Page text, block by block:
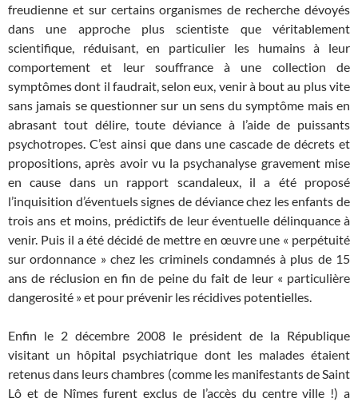
freudienne et sur certains organismes de recherche dévoyés
dans une approche plus scientiste que véritablement
scientifique, réduisant, en particulier les humains à leur
comportement et leur souffrance à une collection de
symptômes dont il faudrait, selon eux, venir à bout au plus vite
sans jamais se questionner sur un sens du symptôme mais en
abrasant tout délire, toute déviance à l’aide de puissants
psychotropes. C’est ainsi que dans une cascade de décrets et
propositions, après avoir vu la psychanalyse gravement mise
en cause dans un rapport scandaleux, il a été proposé
l’inquisition d’éventuels signes de déviance chez les enfants de
trois ans et moins, prédictifs de leur éventuelle délinquance à
venir. Puis il a été décidé de mettre en œuvre une « perpétuité
sur ordonnance » chez les criminels condamnés à plus de 15
ans de réclusion en fin de peine du fait de leur « particulière
dangerosité » et pour prévenir les récidives potentielles.
Enfin le 2 décembre 2008 le président de la République
visitant un hôpital psychiatrique dont les malades étaient
retenus dans leurs chambres (comme les manifestants de Saint
Lô et de Nîmes furent exclus de l’accès du centre ville !) a